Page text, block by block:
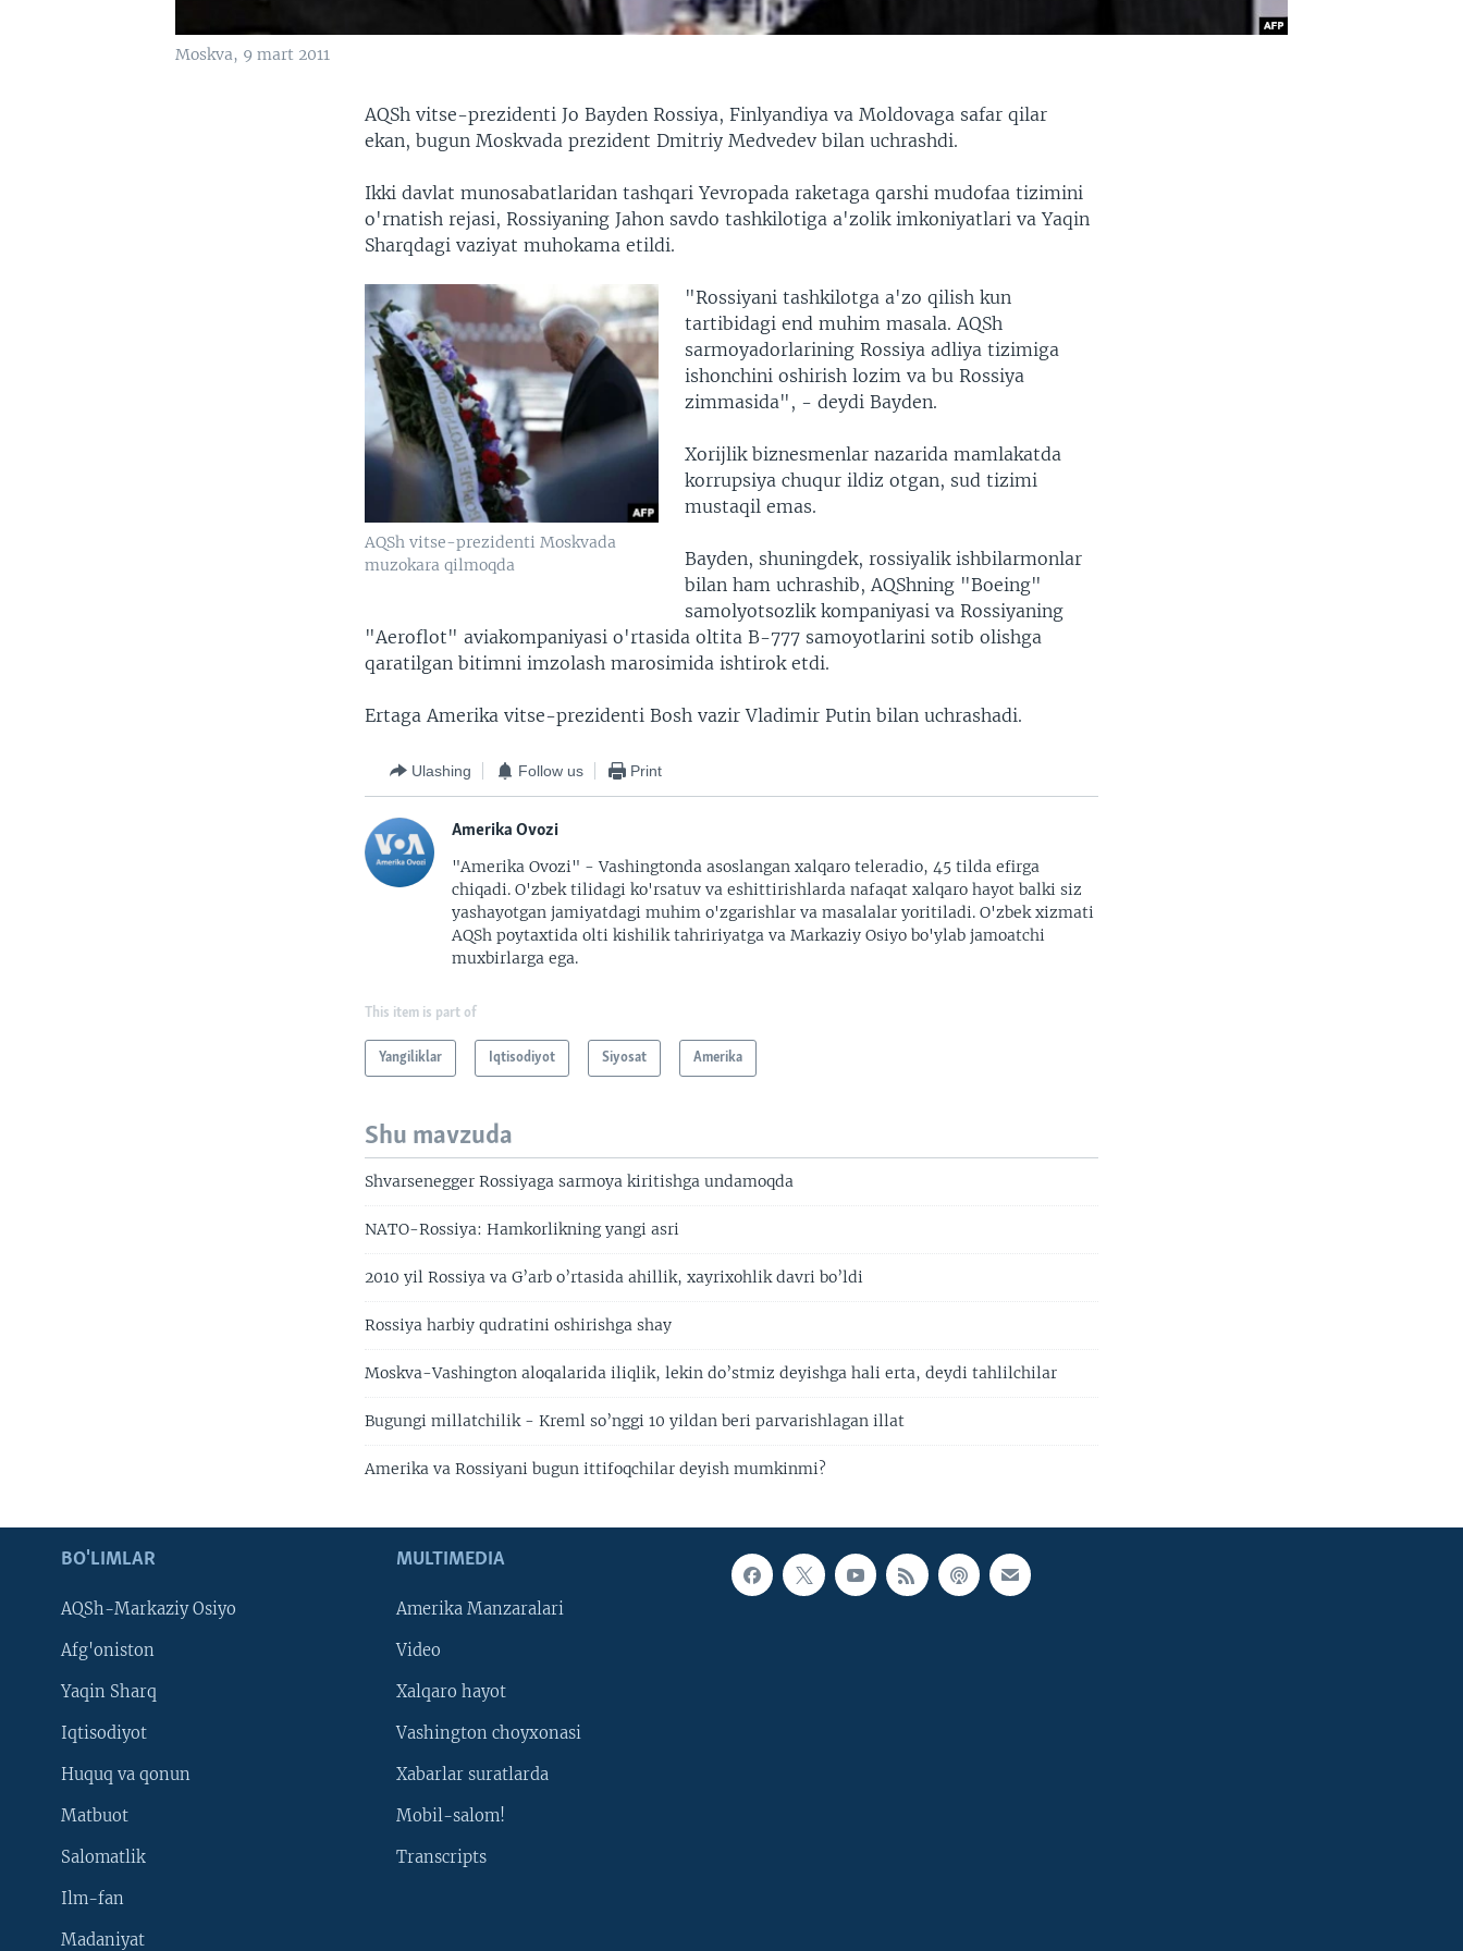
Moskva, 9 mart 2011
AQSh vitse-prezidenti Jo Bayden Rossiya, Finlyandiya va Moldovaga safar qilar
ekan, bugun Moskvada prezident Dmitriy Medvedev bilan uchrashdi.
Ikki davlat munosabatlaridan tashqari Yevropada raketaga qarshi mudofaa tizimini
o'rnatish rejasi, Rossiyaning Jahon savdo tashkilotiga a'zolik imkoniyatlari va Yaqin
Sharqdagi vaziyat muhokama etildi.
AQSh vitse-prezidenti Moskvada
muzokara qilmoqda
"Rossiyani tashkilotga a'zo qilish kun
tartibidagi end muhim masala. AQSh
sarmoyadorlarining Rossiya adliya tizimiga
ishonchini oshirish lozim va bu Rossiya
zimmasida", - deydi Bayden.
Xorijlik biznesmenlar nazarida mamlakatda
korrupsiya chuqur ildiz otgan, sud tizimi
mustaqil emas.
Bayden, shuningdek, rossiyalik ishbilarmonlar
bilan ham uchrashib, AQShning "Boeing"
samolyotsozlik kompaniyasi va Rossiyaning
"Aeroflot" aviakompaniyasi o'rtasida oltita B-777 samoyotlarini sotib olishga
qaratilgan bitimni imzolash marosimida ishtirok etdi.
Ertaga Amerika vitse-prezidenti Bosh vazir Vladimir Putin bilan uchrashadi.
Ulashing Follow us Print
Amerika Ovozi
"Amerika Ovozi" - Vashingtonda asoslangan xalqaro teleradio, 45 tilda efirga
chiqadi. O'zbek tilidagi ko'rsatuv va eshittirishlarda nafaqat xalqaro hayot balki siz
yashayotgan jamiyatdagi muhim o'zgarishlar va masalalar yoritiladi. O'zbek xizmati
AQSh poytaxtida olti kishilik tahririyatga va Markaziy Osiyo bo'ylab jamoatchi
muxbirlarga ega.
This item is part of
Yangiliklar Iqtisodiyot Siyosat Amerika
Shu mavzuda
Shvarsenegger Rossiyaga sarmoya kiritishga undamoqda
NATO-Rossiya: Hamkorlikning yangi asri
2010 yil Rossiya va G’arb o’rtasida ahillik, xayrixohlik davri bo’ldi
Rossiya harbiy qudratini oshirishga shay
Moskva-Vashington aloqalarida iliqlik, lekin do’stmiz deyishga hali erta, deydi tahlilchilar
Bugungi millatchilik - Kreml so’nggi 10 yildan beri parvarishlagan illat
Amerika va Rossiyani bugun ittifoqchilar deyish mumkinmi?
BO'LIMLAR
AQSh-Markaziy Osiyo
Afg'oniston
Yaqin Sharq
Iqtisodiyot
Huquq va qonun
Matbuot
Salomatlik
Ilm-fan
Madaniyat
MULTIMEDIA
Amerika Manzaralari
Video
Xalqaro hayot
Vashington choyxonasi
Xabarlar suratlarda
Mobil-salom!
Transcripts